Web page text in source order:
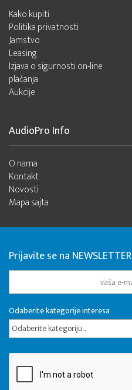
Kako kupiti
Politika privatnosti
Jamstvo
Leasing
Izjava o sigurnosti on-line
plaćanja
Aukcije
AudioPro Info
O nama
Kontakt
Novosti
Mapa sajta
Prijavite se na NEWSLETTER
Odaberite kategorije interesa
Odaberite kategoriju...